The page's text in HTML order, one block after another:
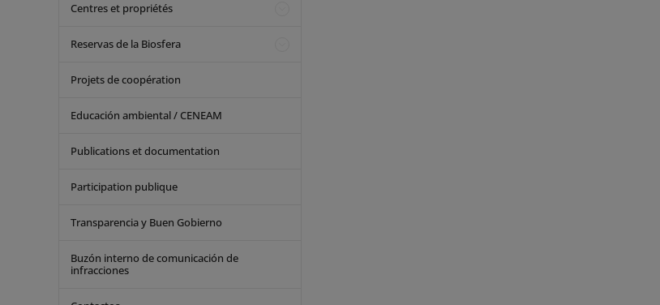
Centres et propriétés
Reservas de la Biosfera
Projets de coopération
Educación ambiental / CENEAM
Publications et documentation
Participation publique
Transparencia y Buen Gobierno
Buzón interno de comunicación de
infracciones